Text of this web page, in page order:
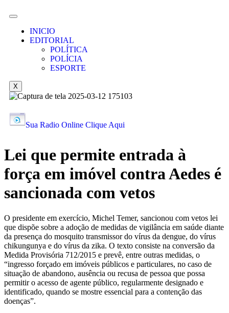
INICIO
EDITORIAL
POLÍTICA
POLÍCIA
ESPORTE
X
Sua Radio Online Clique Aqui
Lei que permite entrada à
força em imóvel contra Aedes é
sancionada com vetos
O presidente em exercício, Michel Temer, sancionou com vetos lei
que dispõe sobre a adoção de medidas de vigilância em saúde diante
da presença do mosquito transmissor do vírus da dengue, do vírus
chikungunya e do vírus da zika. O texto consiste na conversão da
Medida Provisória 712/2015 e prevê, entre outras medidas, o
“ingresso forçado em imóveis públicos e particulares, no caso de
situação de abandono, ausência ou recusa de pessoa que possa
permitir o acesso de agente público, regularmente designado e
identificado, quando se mostre essencial para a contenção das
doenças”.